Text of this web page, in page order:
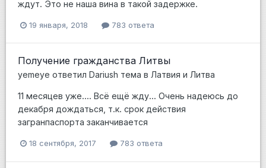
ждут. Это не наша вина в такой задержке.
19 января, 2018 783 ответа
Получение гражданства Литвы
yemeye ответил Dariush тема в Латвия и Литва
11 месяцев уже.... Всё ещё жду... Очень надеюсь до
декабря дождаться, т.к. срок действия
загранпаспорта заканчивается
18 сентября, 2017 783 ответа